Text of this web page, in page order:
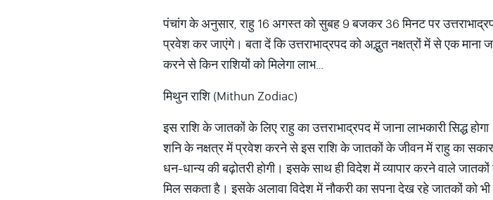
पंचांग के अनुसार, राहु 16 अगस्त को सुबह 9 बजकर 36 मिनट पर
प्रवेश कर जाएंगे। बता दें कि उत्तराभाद्रपद को अद्भुत नक्षत्रों में से एक
करने से किन राशियों को मिलेगा लाभ…
मिथुन राशि (Mithun Zodiac)
इस राशि के जातकों के लिए राहु का उत्तराभाद्रपद में जाना लाभकारी सिद्ध
शनि के नक्षत्र में प्रवेश करने से इस राशि के जातकों के जीवन में राहु का
धन-धान्य की बढ़ोतरी होगी। इसके साथ ही विदेश में व्यापार करने वाले
मिल सकता है। इसके अलावा विदेश में नौकरी का सपना देख रहे जातकों को